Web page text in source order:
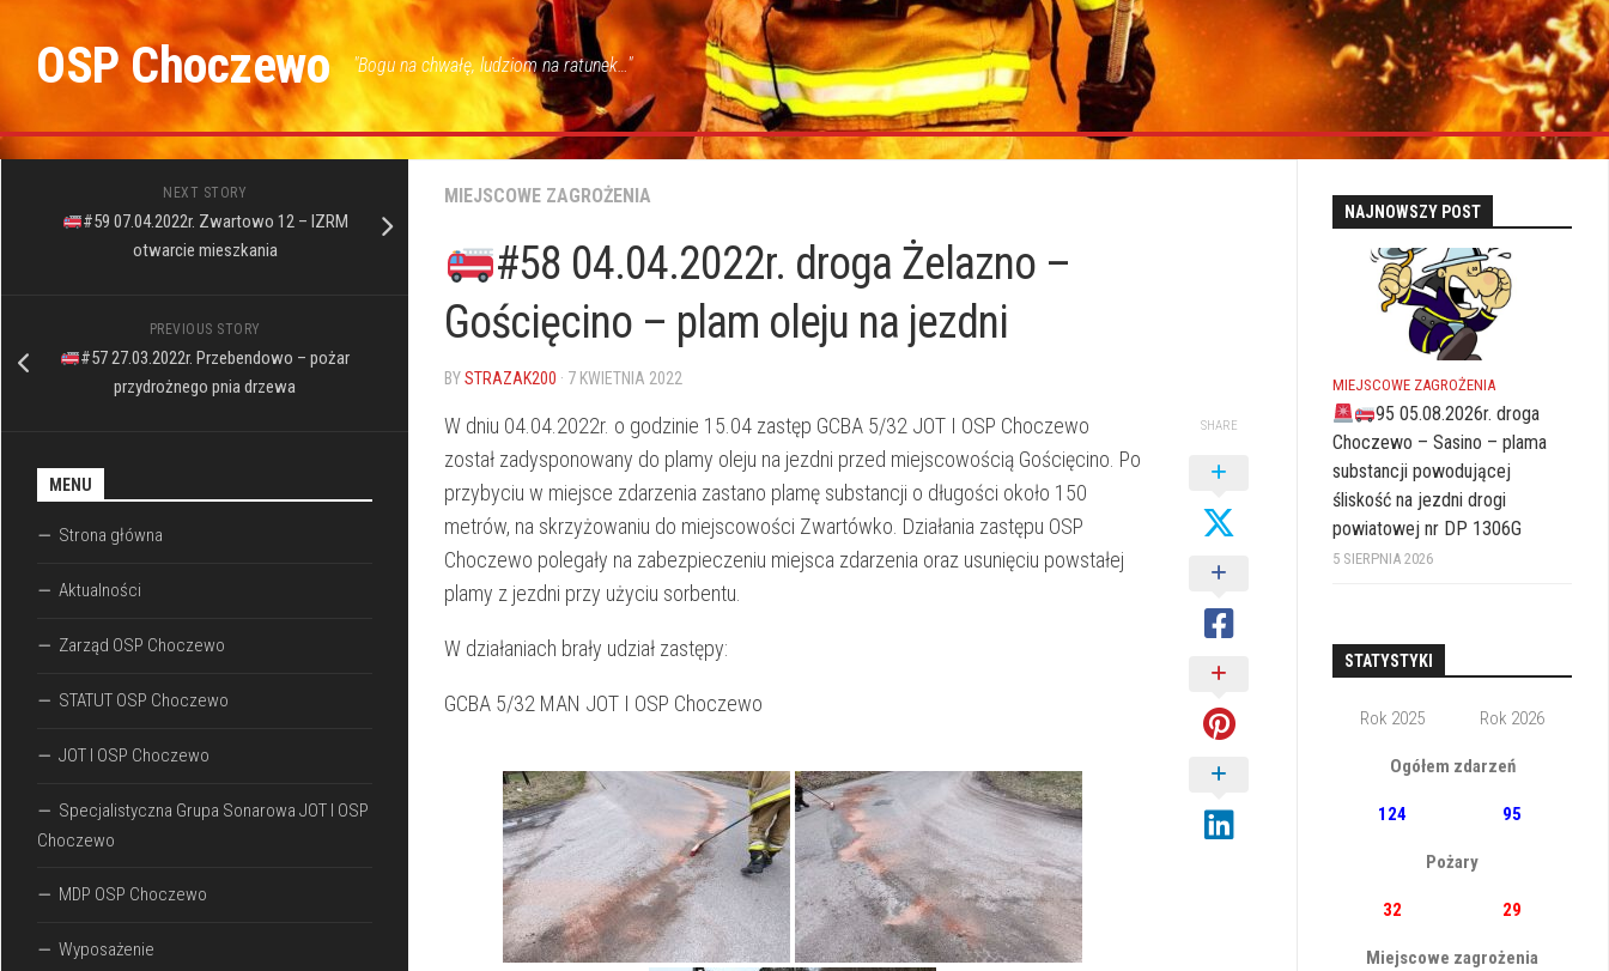
contentOSP Choczewo "Bogu na chwałę, ludziom na ratunek…"
MIEJSCOWE ZAGROŻENIA
#58 04.04.2022r. droga Żelazno –
Gościęcino – plam oleju na jezdni
BYSTRAZAK200 · 7 KWIETNIA 2022
W dniu 04.04.2022r. o godzinie 15.04 zastęp GCBA 5/32 JOT I OSP Choczewo
został zadysponowany do plamy oleju na jezdni przed miejscowością Gościęcino. Po
przybyciu w miejsce zdarzenia zastano plamę substancji o długości około 150
metrów, na skrzyżowaniu do miejscowości Zwartówko. Działania zastępu OSP
Choczewo polegały na zabezpieczeniu miejsca zdarzenia oraz usunięciu powstałej
plamy z jezdni przy użyciu sorbentu.
W działaniach brały udział zastępy:
GCBA 5/32 MAN JOT I OSP Choczewo
SHARE
NEXT STORY
#59 07.04.2022r. Zwartowo 12 – IZRM
otwarcie mieszkania
PREVIOUS STORY
#57 27.03.2022r. Przebendowo – pożar
przydrożnego pnia drzewa
MENU
Strona główna
Aktualności
Zarząd OSP Choczewo
STATUT OSP Choczewo
JOT I OSP Choczewo
Specjalistyczna Grupa Sonarowa JOT I OSP
Choczewo
MDP OSP Choczewo
Wyposażenie
NAJNOWSZY POST
MIEJSCOWE ZAGROŻENIA
95 05.08.2026r. droga
Choczewo – Sasino – plama
substancji powodującej
śliskość na jezdni drogi
powiatowej nr DP 1306G
5 SIERPNIA 2026
STATYSTYKI
Rok 2025 Rok 2026
Ogółem zdarzeń
124 95
Pożary
32 29
Miejscowe zagrożenia